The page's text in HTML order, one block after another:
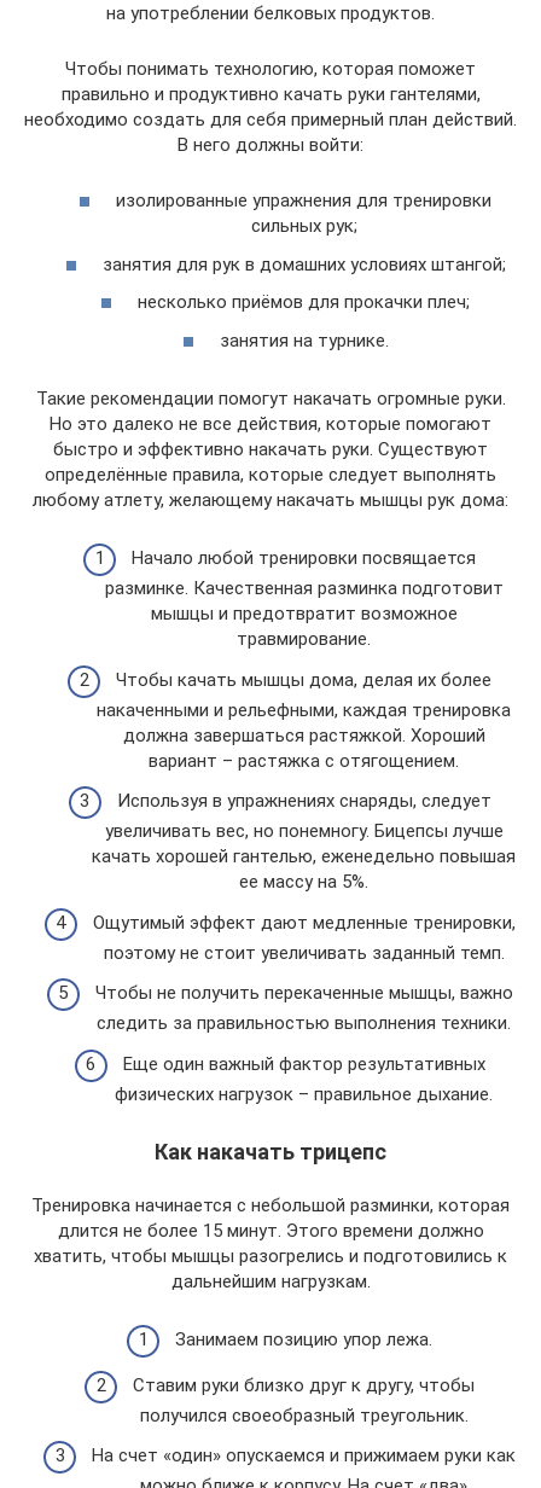
на употреблении белковых продуктов.
Чтобы понимать технологию, которая поможет
правильно и продуктивно качать руки гантелями,
необходимо создать для себя примерный план действий.
В него должны войти:
изолированные упражнения для тренировки
сильных рук;
занятия для рук в домашних условиях штангой;
несколько приёмов для прокачки плеч;
занятия на турнике.
Такие рекомендации помогут накачать огромные руки.
Но это далеко не все действия, которые помогают
быстро и эффективно накачать руки. Существуют
определённые правила, которые следует выполнять
любому атлету, желающему накачать мышцы рук дома:
Начало любой тренировки посвящается
разминке. Качественная разминка подготовит
мышцы и предотвратит возможное
травмирование.
Чтобы качать мышцы дома, делая их более
накаченными и рельефными, каждая тренировка
должна завершаться растяжкой. Хороший
вариант – растяжка с отягощением.
Используя в упражнениях снаряды, следует
увеличивать вес, но понемногу. Бицепсы лучше
качать хорошей гантелью, еженедельно повышая
ее массу на 5%.
Ощутимый эффект дают медленные тренировки,
поэтому не стоит увеличивать заданный темп.
Чтобы не получить перекаченные мышцы, важно
следить за правильностью выполнения техники.
Еще один важный фактор результативных
физических нагрузок – правильное дыхание.
Как накачать трицепс
Тренировка начинается с небольшой разминки, которая
длится не более 15 минут. Этого времени должно
хватить, чтобы мышцы разогрелись и подготовились к
дальнейшим нагрузкам.
Занимаем позицию упор лежа.
Ставим руки близко друг к другу, чтобы
получился своеобразный треугольник.
На счет «один» опускаемся и прижимаем руки как